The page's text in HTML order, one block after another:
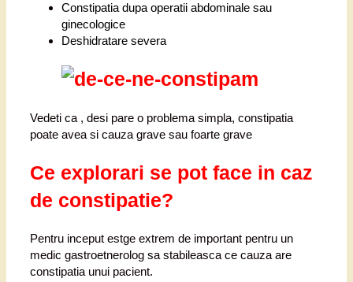
Constipatia dupa operatii abdominale sau
ginecologice
Deshidratare severa
Vedeti ca , desi pare o problema simpla, constipatia
poate avea si cauza grave sau foarte grave
Ce explorari se pot face in caz
de constipatie?
Pentru inceput estge extrem de important pentru un
medic gastroetnerolog sa stabileasca ce cauza are
constipatia unui pacient.